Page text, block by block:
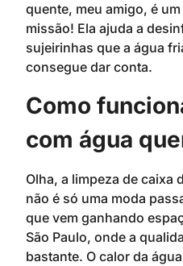
quente, meu amigo, é
missão! Ela ajuda a
sujeirinhas que a água
consegue dar conta.
Como
com água
Olha, a limpeza de caixa
não é só uma moda
que vem ganhando
São Paulo, onde a
bastante. O calor da